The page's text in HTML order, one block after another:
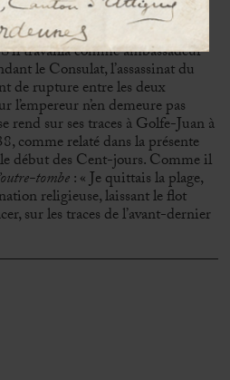
jours le 1er mars 1815.
à l’égard de
travailla comme ambassadeur
le Consulat, l’assassinat du
de rupture entre les deux
n’en demeure pas
rend sur ses traces à Golfe-Juan à
comme relaté dans la présente
début des Cent-jours. Comme il
tombe: « Je quittais la plage,
religieuse, laissant le flot
sur les traces de l’avant-dernier